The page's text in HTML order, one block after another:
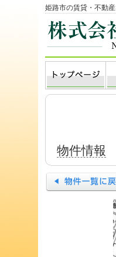
姫路市の賃貸・不動
物件情報